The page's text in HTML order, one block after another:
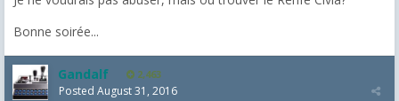
Bonne soirée...
Gandalf 2,463
Posted August 31, 2016